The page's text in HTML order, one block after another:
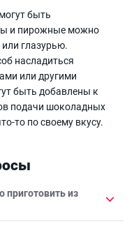
быть
и пирожные можно
глазурью.
насладиться
или другими
быть добавлены к
подачи шоколадных
то по своему вкусу.
из